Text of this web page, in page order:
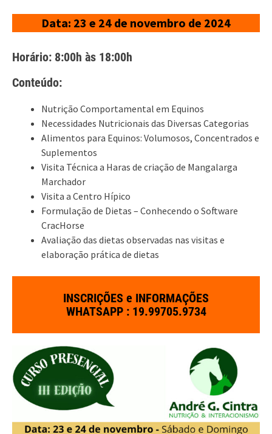
Data: 23 e 24 de novembro de 2024
Horário: 8:00h às 18:00h
Conteúdo:
Nutrição Comportamental em Equinos
Necessidades Nutricionais das Diversas Categorias
Alimentos para Equinos: Volumosos, Concentrados e
Suplementos
Visita Técnica a Haras de criação de Mangalarga
Marchador
Visita a Centro Hípico
Formulação de Dietas – Conhecendo o Software
CracHorse
Avaliação das dietas observadas nas visitas e
elaboração prática de dietas
INSCRIÇÕES e INFORMAÇÕES
WHATSAPP : 19.99705.9734